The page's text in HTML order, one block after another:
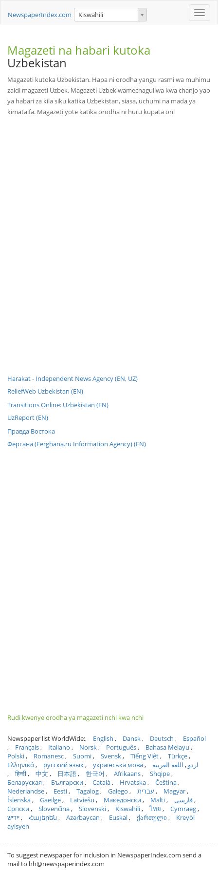
Toggle
NewspaperIndex.com Kiswahili
Magazeti na habari kutoka
Uzbekistan
Magazeti kutoka Uzbekistan. Hapa ni orodha yangu rasmi wa muhimu
zaidi magazeti Uzbek. Magazeti Uzbek wamechaguliwa kwa chanjo yao
ya habari za kila siku katika Uzbekistan, siasa, uchumi na mada ya
kimataifa. Magazeti yote katika orodha ni huru kupata onl
Harakat - Independent News Agency (EN, UZ)
ReliefWeb Uzbekistan (EN)
Transitions Online: Uzbekistan (EN)
UzReport (EN)
Правда Востока
Фергана (Ferghana.ru Information Agency) (EN)
Rudi kwenye orodha ya magazeti nchi kwa nchi
Newspaper list WorldWide: English Dansk Deutsch
Español
Français
Italiano Norsk Português
Bahasa Melayu
Polski
Romanesc Suomi Svensk Tiếng Việt
Türkçe
Ελληνικά
русский язык українська мова اردو
اللغة العربية
हिन्दी
中文 日本語 한국어 Afrikaans
Shqipe
Беларуская
Български Català Hrvatska
Čeština
Nederlandse
Eesti Tagalog Galego עברית
Magyar
Íslenska
Gaeilge Latviešu Македонски Malti
فارسی
Српски
Slovenčina Slovenski Kiswahili ไทย
Cymraeg
ייִדיש
Հայերեն Azərbaycan Euskal ქართული
Kreyòl
ayisyen
To suggest newspaper for inclusion in NewspaperIndex.com send a
mail to hh@newspaperindex.com